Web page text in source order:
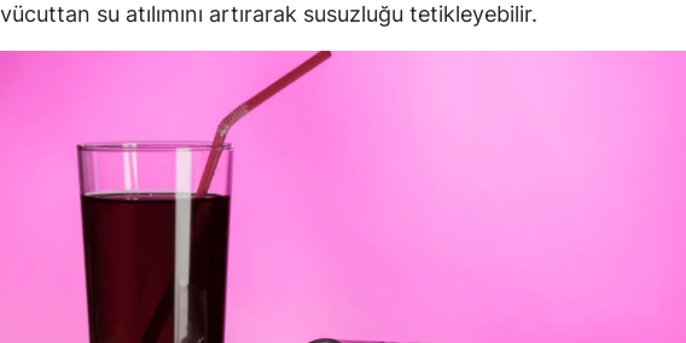
su atılımını artırarak susuzluğu tetikleyebilir.